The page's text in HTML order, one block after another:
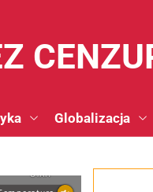
Globalizacja